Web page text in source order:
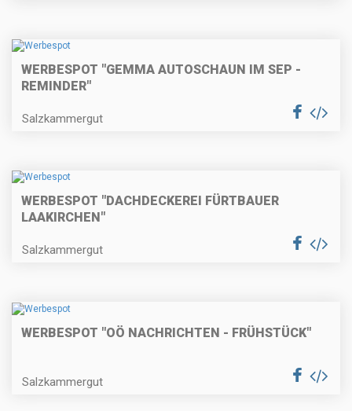
WERBESPOT "GEMMA AUTOSCHAUN IM SEP -
REMINDER"
Salzkammergut
WERBESPOT "DACHDECKEREI FÜRTBAUER
LAAKIRCHEN"
Salzkammergut
WERBESPOT "OÖ NACHRICHTEN - FRÜHSTÜCK"
Salzkammergut